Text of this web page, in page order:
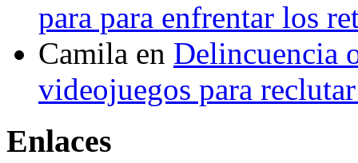
para para enfrentar los
Camila en Delincuencia
videojuegos para
Enlaces